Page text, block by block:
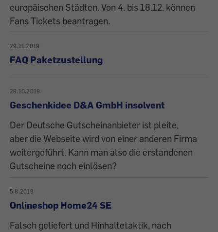
europäischen Städten. Von 4. bis 18.12. können
Fans Tickets beantragen.
29.11.2019
FAQ Paketzustellung
29.10.2019
Geschenkidee D&A GmbH insolvent
Der Deutsche Gutscheinanbieter ist pleite,
aber die Webseite wird von einer anderen Firma
weitergeführt. Kann man also die erstandenen
Gutscheine noch einlösen?
5.8.2019
Onlineshop Home24 SE
Falsch geliefert und Hinhaltetaktik, nach